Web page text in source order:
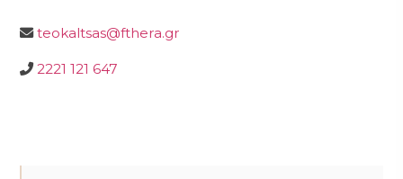
teokaltsas@fthera.gr
2221 121 647